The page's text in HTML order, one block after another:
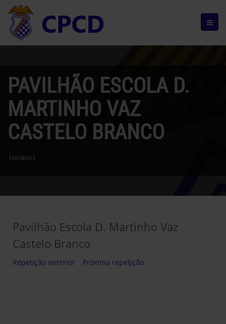
PAVILHÃO ESCOLA D.
MARTINHO VAZ
CASTELO BRANCO
Horários
Pavilhão Escola D. Martinho Vaz
Castelo Branco
Repetição anterior Próxima repetição